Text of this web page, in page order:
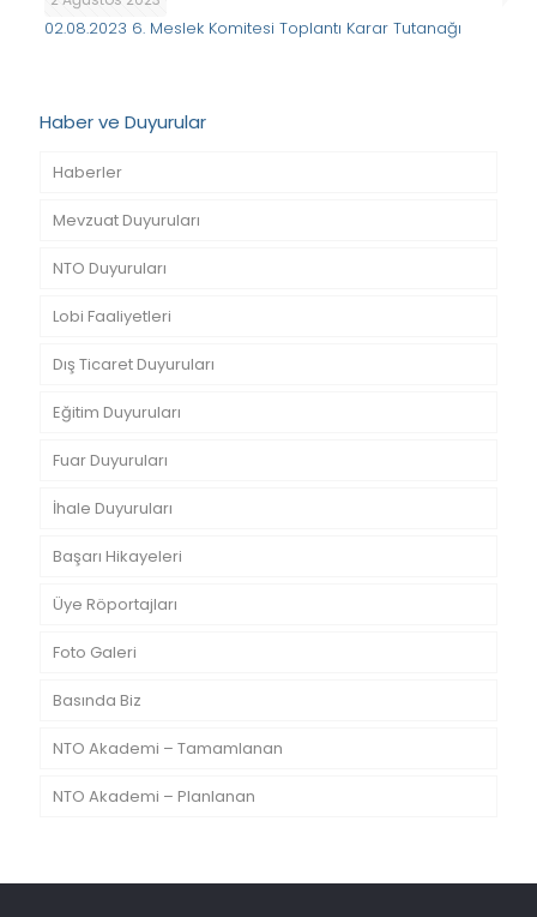
02.08.2023 6. Meslek Komitesi Toplantı Karar Tutanağı
Haber ve Duyurular
Haberler
Mevzuat Duyuruları
NTO Duyuruları
Lobi Faaliyetleri
Dış Ticaret Duyuruları
Eğitim Duyuruları
Fuar Duyuruları
İhale Duyuruları
Başarı Hikayeleri
Üye Röportajları
Foto Galeri
Basında Biz
NTO Akademi – Tamamlanan
NTO Akademi – Planlanan